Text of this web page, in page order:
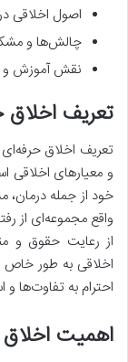
اصول اخلاقی
چالش‌ها و
نقش آموزش و
تعریف اخلاق
تعریف اخلاق
و معیارهای اخلاقی
خود از جمله درمان،
واقع مجموعه‌ای از
از رعایت حقوق و
اخلاقی به طور
احترام به تفاوت‌ها و
اهمیت